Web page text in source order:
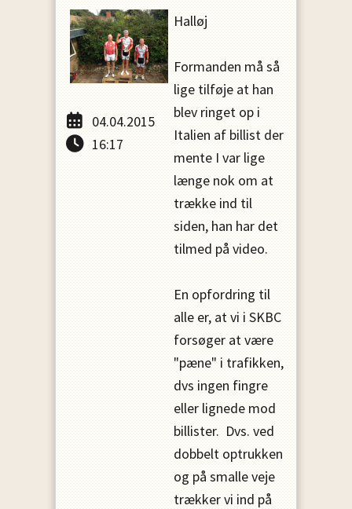
04.04.2015
16:17
Halløj
Formanden må så
lige tilføje at han
blev ringet op i
Italien af billist der
mente I var lige
længe nok om at
trække ind til
siden, han har det
tilmed på video.
En opfordring til
alle er, at vi i SKBC
forsøger at være
"pæne" i trafikken,
dvs ingen fingre
eller lignede mod
billister. Dvs. ved
dobbelt optrukken
og på smalle veje
trækker vi ind på